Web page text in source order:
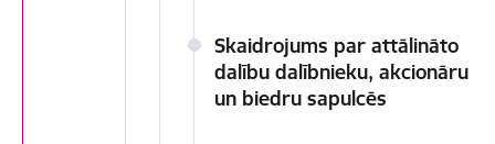
Skaidrojums par attālināto
dalību dalībnieku, akcionāru
un biedru sapulcēs